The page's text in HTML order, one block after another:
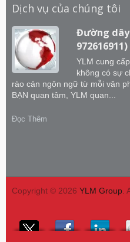
Dịch vụ của chúng tôi
Đường dây
972616911)
YLM cung
không có sự
rào cản ngôn ngữ từ mỗi văn
BẠN quan tâm, YLM quan...
Đọc Thêm
Copyright © 2026 YLM Group.